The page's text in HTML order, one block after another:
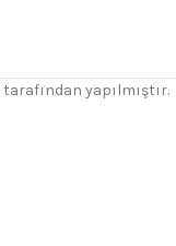
tarafından yapılmıştır.